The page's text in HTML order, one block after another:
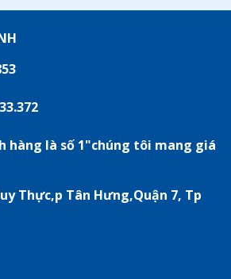
hàng là số 1"chúng tôi mang giá
Thực,p Tân Hưng,Quận 7, Tp